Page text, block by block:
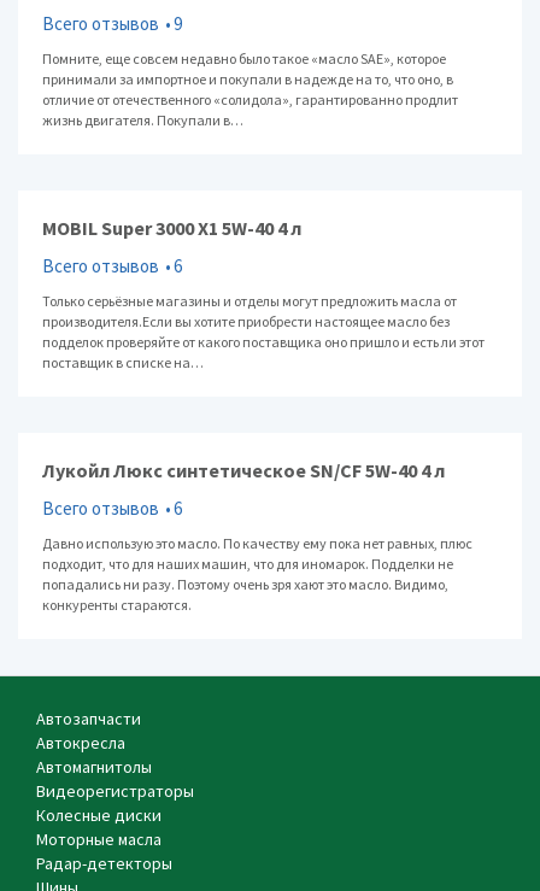
Всего отзывов 9
Помните, еще совсем недавно было такое «масло SAE», которое
принимали за импортное и покупали в надежде на то, что оно, в
отличие от отечественного «солидола», гарантированно продлит
жизнь двигателя. Покупали в…
MOBIL Super 3000 X1 5W-40 4 л
Всего отзывов 6
Только серьёзные магазины и отделы могут предложить масла от
производителя.Если вы хотите приобрести настоящее масло без
подделок проверяйте от какого поставщика оно пришло и есть ли этот
поставщик в списке на…
Лукойл Люкс синтетическое SN/CF 5W-40 4 л
Всего отзывов 6
Давно использую это масло. По качеству ему пока нет равных, плюс
подходит, что для наших машин, что для иномарок. Подделки не
попадались ни разу. Поэтому очень зря хают это масло. Видимо,
конкуренты стараются.
Автозапчасти
Автокресла
Автомагнитолы
Видеорегистраторы
Колесные диски
Моторные масла
Радар-детекторы